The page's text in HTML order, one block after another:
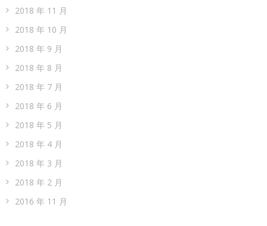
2018 年 11 月
2018 年 10 月
2018 年 9 月
2018 年 8 月
2018 年 7 月
2018 年 6 月
2018 年 5 月
2018 年 4 月
2018 年 3 月
2018 年 2 月
2016 年 11 月